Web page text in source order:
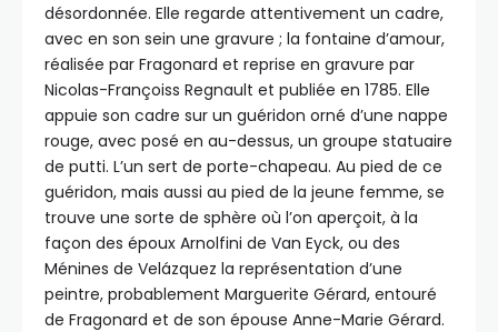
désordonnée. Elle regarde attentivement un cadre,
avec en son sein une gravure ; la fontaine d’amour,
réalisée par Fragonard et reprise en gravure par
Nicolas-Françoiss Regnault et publiée en 1785. Elle
appuie son cadre sur un guéridon orné d’une nappe
rouge, avec posé en au-dessus, un groupe statuaire
de putti. L’un sert de porte-chapeau. Au pied de ce
guéridon, mais aussi au pied de la jeune femme, se
trouve une sorte de sphère où l’on aperçoit, à la
façon des époux Arnolfini de Van Eyck, ou des
Ménines de Velázquez la représentation d’une
peintre, probablement Marguerite Gérard, entouré
de Fragonard et de son épouse Anne-Marie Gérard.